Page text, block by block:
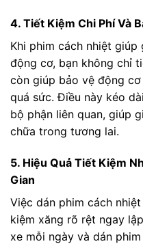
4. Tiết Kiệm Chi Phí Và
Khi phim cách nhiệt
động cơ, bạn không chỉ
còn giúp bảo vệ động
quá sức. Điều này kéo
bộ phận liên quan, giúp
chữa trong tương lai.
5. Hiệu Quả Tiết Kiệm
Gian
Việc dán phim cách
kiệm xăng rõ rệt ngay
xe mỗi ngày và dán